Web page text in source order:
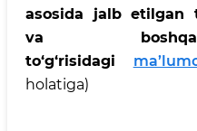
asosida jalb etilgan
va
to‘g‘risidagi
holatiga)